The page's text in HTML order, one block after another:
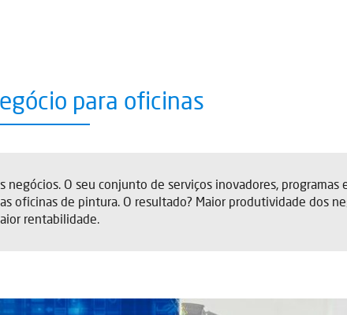
para oficinas
O seu conjunto de serviços inovadores, programas
oficinas de pintura. O resultado? Maior produtividade dos
rentabilidade.